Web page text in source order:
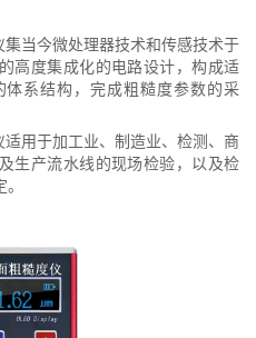
当今微处理器技术和传感技术于
高度集成化的电路设计，构成适
系结构，完成粗糙度参数的采
用于加工业、制造业、检测、商
生产流水线的现场检验，以及检